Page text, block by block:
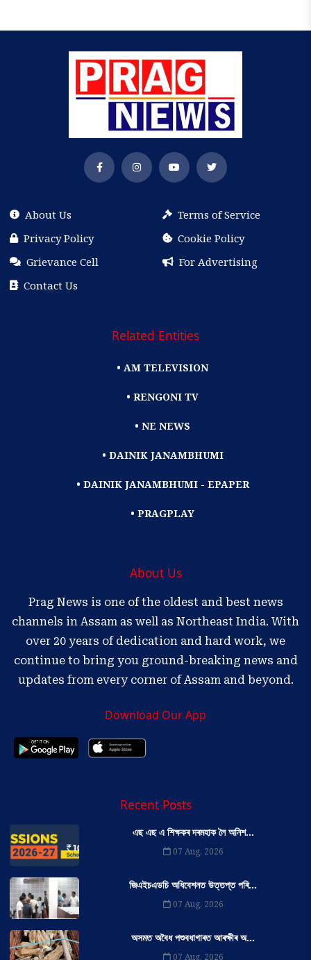
About Us
Terms of Service
Privacy Policy
Cookie Policy
Grievance Cell
For Advertising
Contact Us
Related Entities
• AM TELEVISION
• RENGONI TV
• NE NEWS
• DAINIK JANAMBHUMI
• DAINIK JANAMBHUMI - EPAPER
• PRAGPLAY
About Us
Prag News is one of the oldest and best news
channels in Assam as well as Northeast India. With
over 20 years of dedication and hard work, we
continue to bring you ground-breaking news and
updates from every corner of Assam and beyond.
Download Our App
Recent Posts
এছ এছ এ শিক্ষকৰ দৰমহাক লৈ অনিশ...
07 Aug, 2026
জিএইচএডচি অধিবেশনত উত্তপ্ত পৰি...
07 Aug, 2026
অসমত অবৈধ পশুবধাগাৰত আৰক্ষীৰ অ...
07 Aug, 2026